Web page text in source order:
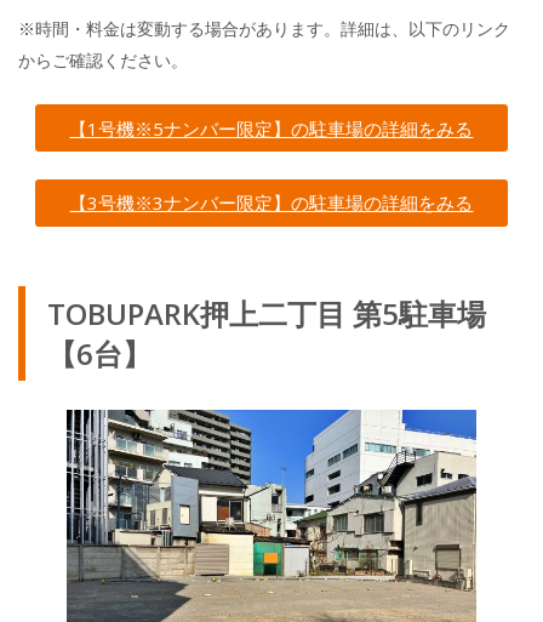
※時間・料金は変動する場合があります。詳細は、以下のリンク
からご確認ください。
【1号機※5ナンバー限定】の駐車場の詳細をみる
【3号機※3ナンバー限定】の駐車場の詳細をみる
TOBUPARK押上二丁目 第5駐車場
【6台】